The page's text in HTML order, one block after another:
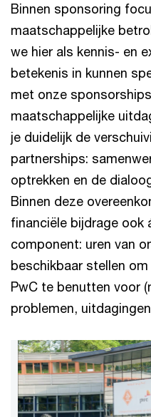
Binnen sponsoring
maatschappelijke
we hier als kennis- en
betekenis in kunnen
met onze
maatschappelijke
je duidelijk de
partnerships:
optrekken en de
Binnen deze
financiële bijdrage ook
component: uren van
beschikbaar stellen
PwC te benutten voor
problemen,